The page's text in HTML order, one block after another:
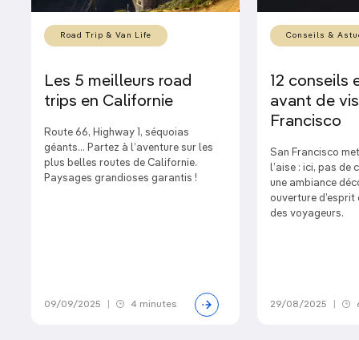
Road Trip & Van Life
Les 5 meilleurs road
trips en Californie
Route 66, Highway 1, séquoias
géants… Partez à l’aventure sur les
plus belles routes de Californie.
Paysages grandioses garantis !
09/09/2025 4 minutes
Conseils &
12 conseils
avant de
Francisco
San Francisco
l’aise : ici, pas de
une ambiance
ouverture
des voyageurs.
29/08/2025